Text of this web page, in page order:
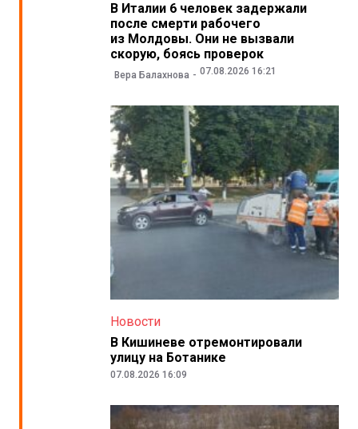
В Италии 6 человек задержали
после смерти рабочего
из Молдовы. Они не вызвали
скорую, боясь проверок
Вера Балахнова 07.08.2026 16:21
Новости
В Кишиневе отремонтировали
улицу на Ботанике
07.08.2026 16:09